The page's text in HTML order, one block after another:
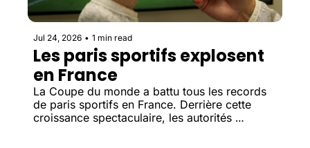
Jul 24, 2026 • 1 min read
Les paris sportifs explosent
en France
La Coupe du monde a battu tous les records
de paris sportifs en France. Derrière cette
croissance spectaculaire, les autorités